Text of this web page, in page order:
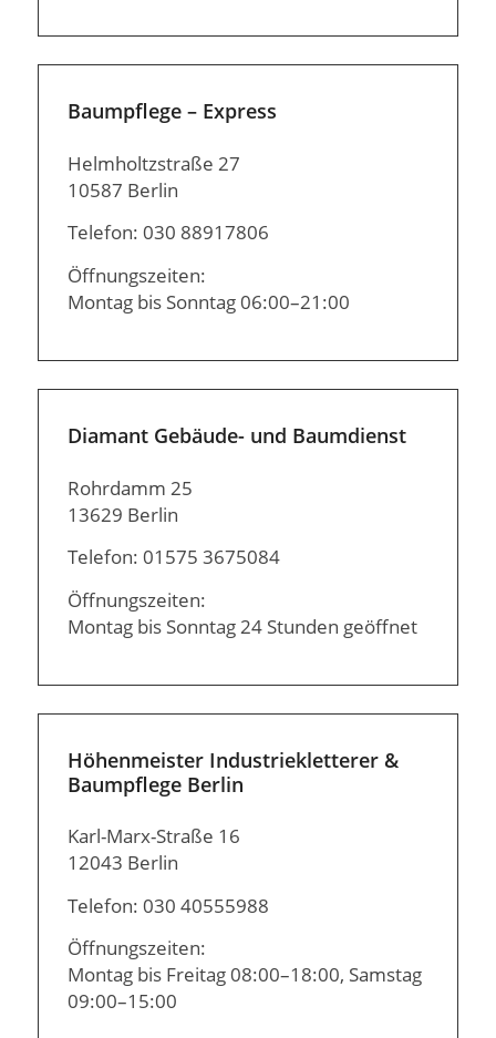
Baumpflege – Express
Helmholtzstraße 27
10587 Berlin
Telefon: 030 88917806
Öffnungszeiten:
Montag bis Sonntag 06:00–21:00
Diamant Gebäude- und Baumdienst
Rohrdamm 25
13629 Berlin
Telefon: 01575 3675084
Öffnungszeiten:
Montag bis Sonntag 24 Stunden geöffnet
Höhenmeister Industriekletterer &
Baumpflege Berlin
Karl-Marx-Straße 16
12043 Berlin
Telefon: 030 40555988
Öffnungszeiten:
Montag bis Freitag 08:00–18:00, Samstag
09:00–15:00